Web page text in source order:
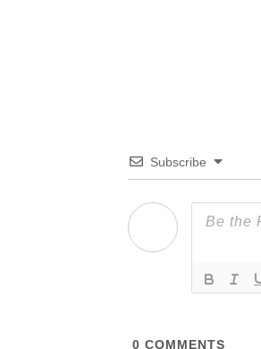
Subscribe
0 COMMENTS